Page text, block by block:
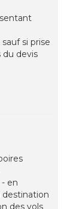
si prise
du devis
en
des vols